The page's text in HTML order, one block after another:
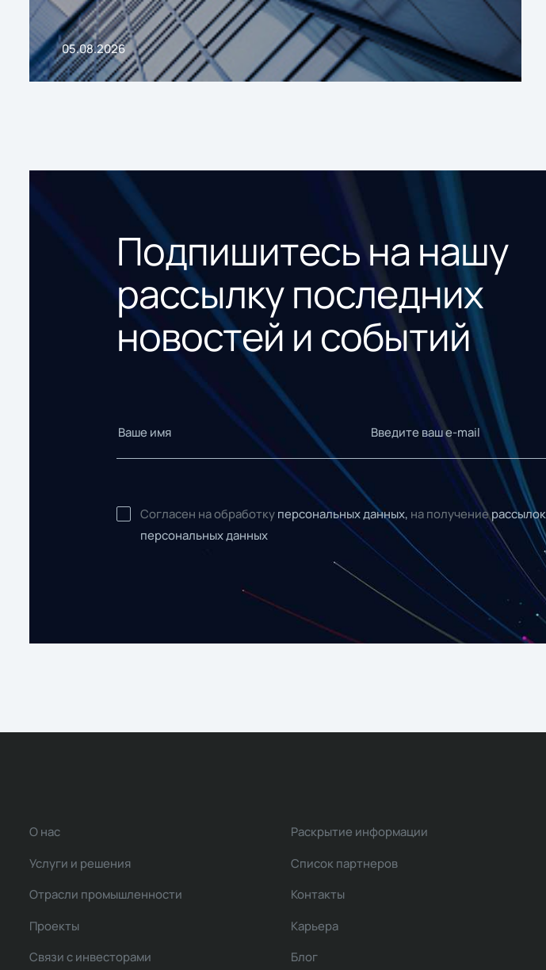
05.08.2026
Подпишитесь на нашу
рассылку последних
новостей и событий
Согласен на обработку персональных данных, на получениерассылок
персональных данных
О нас
Услуги и решения
Отрасли промышленности
Проекты
Связи с инвесторами
Раскрытие информации
Список партнеров
Контакты
Карьера
Блог